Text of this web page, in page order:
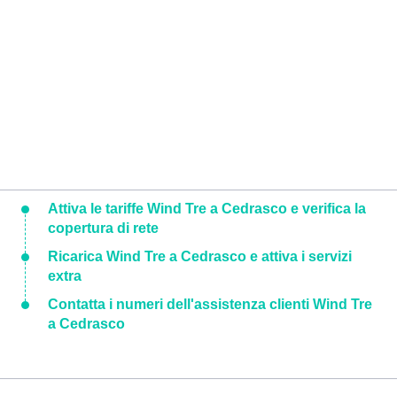
Attiva le tariffe Wind Tre a Cedrasco e verifica la
copertura di rete
Ricarica Wind Tre a Cedrasco e attiva i servizi
extra
Contatta i numeri dell'assistenza clienti Wind Tre
a Cedrasco